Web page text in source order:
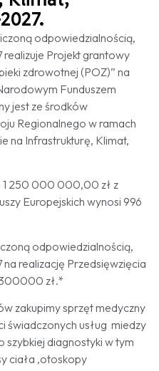
odpowiedzialnością,
Projekt grantowy
zdrowotnej (POZ)” na
Funduszem
jest ze środków
Regionalnego w ramach
na Infrastrukturę, Klimat,
1 250 000 000,00 zł z
Europejskich wynosi 996
odpowiedzialnością,
realizację Przedsięwzięcia
zł.*
zakupimy sprzęt medyczny
świadczonych usług miedzy
diagnostyki w tym
ciała ,otoskopy